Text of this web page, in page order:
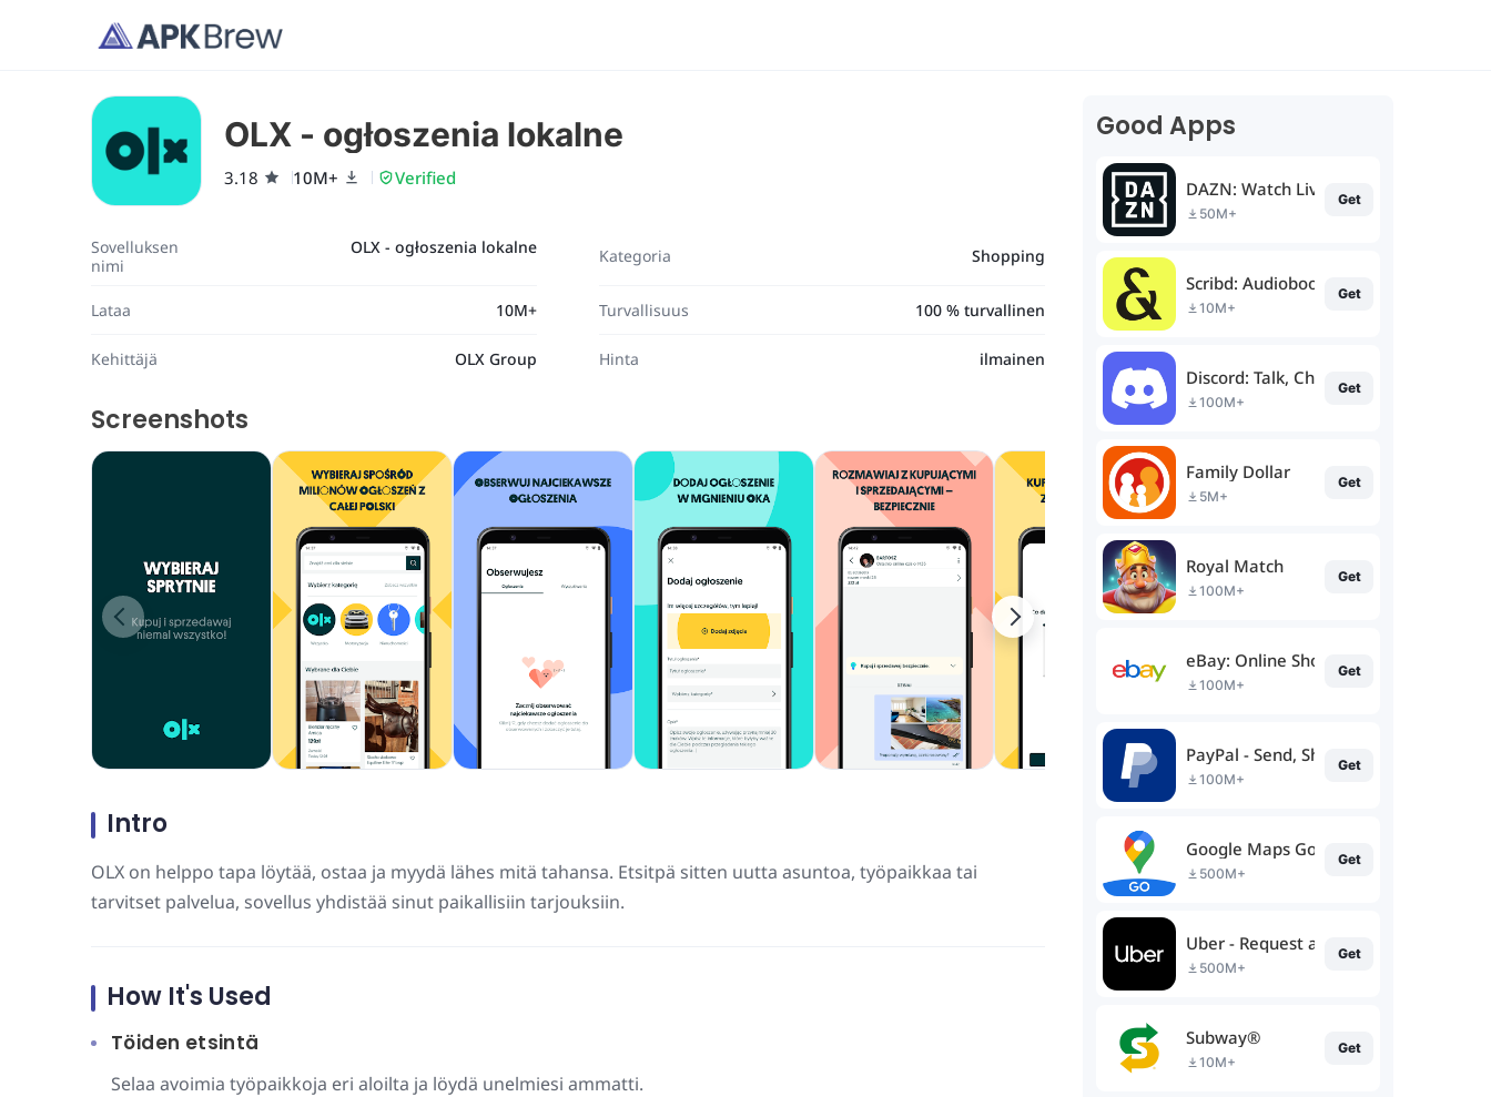
OLX - ogłoszenia lokalne
3.18 10M+ Verified
Sovelluksen
nimi
OLX - ogłoszenia lokalne Kategoria Shopping
Lataa 10M+ Turvallisuus 100 % turvallinen
Kehittäjä OLX Group Hinta ilmainen
Screenshots
Intro
OLX on helppo tapa löytää, ostaa ja myydä lähes mitä tahansa. Etsitpä sitten uutta asuntoa, työpaikkaa tai
tarvitset palvelua, sovellus yhdistää sinut paikallisiin tarjouksiin.
How It's Used
Töiden etsintä
Selaa avoimia työpaikkoja eri aloilta ja löydä unelmiesi ammatti.
Good Apps
DAZN: Watch Live Sports
50M+
Get
Scribd: Audiobooks & Ebooks
10M+
Get
Discord: Talk, Chat & Hang Out
100M+
Get
Family Dollar
5M+
Get
Royal Match
100M+
Get
eBay: Online Shopping Deals
100M+
Get
PayPal - Send, Shop, Manage
100M+
Get
Google Maps Go
500M+
Get
Uber - Request a ride
500M+
Get
Subway®
10M+
Get